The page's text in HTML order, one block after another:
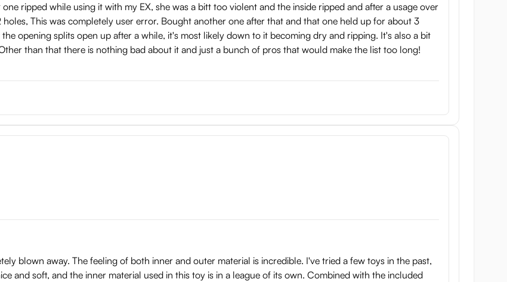
ripped while using it with my EX, she was a bitt too violent and the inside ripped and after a usage over
This was completely user error. Bought another one after that and that one held up for about 3
opening splits open up after a while, it's most likely down to it becoming dry and ripping. It's also a bit
than that there is nothing bad about it and just a bunch of pros that would make the list too long!
blown away. The feeling of both inner and outer material is incredible. I've tried a few toys in the past,
and soft, and the inner material used in this toy is in a league of its own. Combined with the included